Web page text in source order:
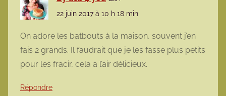
22 juin 2017 à 10 h 18 min
On adore les batbouts à la maison, souvent j’en
fais 2 grands. Il faudrait que je les fasse plus petits
pour les fracir, cela a l’air délicieux.
Répondre